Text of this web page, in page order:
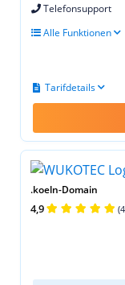
Telefonsupport
Alle Funktionen
Tarifdetails
.koeln-Domain
4,9